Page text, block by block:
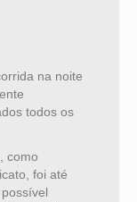
na noite
todos os
como
foi até